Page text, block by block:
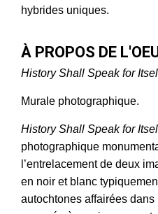
hybrides uniques.
À PROPOS DE
History Shall Speak for
Murale photographique.
History Shall Speak for
photographique
l’entrelacement de deux
en noir et blanc
autochtones affairées